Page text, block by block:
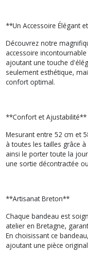
**Un Accessoire Élégant
Découvrez notre
accessoire
ajoutant une touche
seulement esthétique,
confort optimal.
**Confort et Ajustabilité**
Mesurant entre 52 cm et
à toutes les tailles grâce
ainsi le porter toute la
une sortie décontractée
**Artisanat Breton**
Chaque bandeau est
atelier en Bretagne,
En choisissant ce
ajoutant une pièce